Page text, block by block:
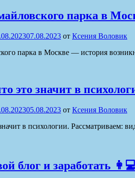
парка в
07.08.2023 от Ксения Воловик
парка в Москве — история
это значит в
05.08.2023 от Ксения Воловик
в психологии. Рассматриваем:
блог и заработать